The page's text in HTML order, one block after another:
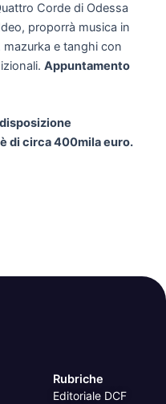
Corde di Odessa
proporrà musica in
e tanghi con
Appuntamento
di circa 400mila euro.
Rubriche
Editoriale DCF